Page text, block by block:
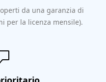
da una garanzia di
per la licenza mensile).